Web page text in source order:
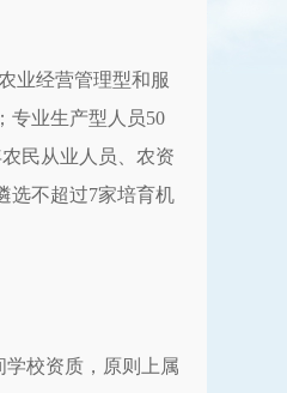
业经营管理型和服
专业生产型人员50
民从业人员、农资
选不超过7家培育机
校资质，原则上属